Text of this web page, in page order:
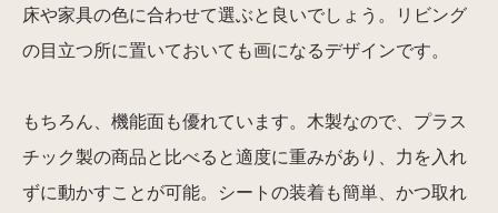
床や家具の色に合わせて選ぶと良いでしょう。リビング
の目立つ所に置いておいても画になるデザインです。
もちろん、機能面も優れています。木製なので、プラス
チック製の商品と比べると適度に重みがあり、力を入れ
ずに動かすことが可能。シートの装着も簡単、かつ取れ